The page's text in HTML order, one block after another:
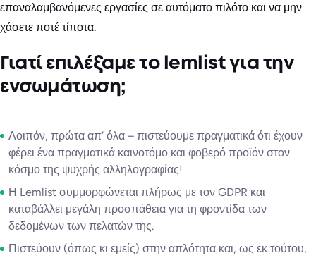
επαναλαμβανόμενες εργασίες σε αυτόματο πιλότο και να μην
χάσετε ποτέ τίποτα.
Γιατί επιλέξαμε το lemlist για την
ενσωμάτωση;
Λοιπόν, πρώτα απ’ όλα – πιστεύουμε πραγματικά ότι έχουν
φέρει ένα πραγματικά καινοτόμο και φοβερό προϊόν στον
κόσμο της ψυχρής αλληλογραφίας!
Η Lemlist συμμορφώνεται πλήρως με τον GDPR και
καταβάλλει μεγάλη προσπάθεια για τη φροντίδα των
δεδομένων των πελατών της.
Πιστεύουν (όπως κι εμείς) στην απλότητα και, ως εκ τούτου,